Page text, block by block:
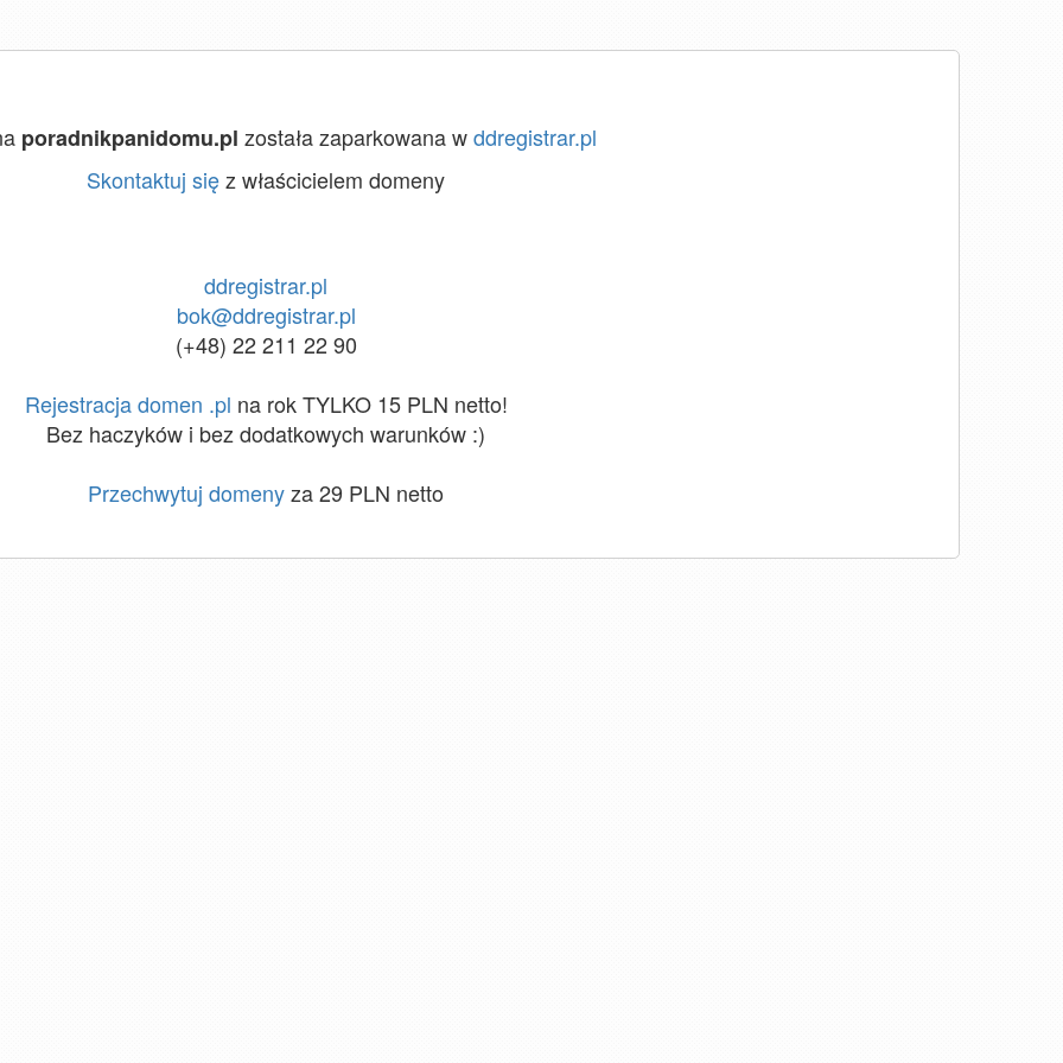
poradnikpanidomu.pl została zaparkowana wddregistrar.pl
Skontaktuj sięz właścicielem domeny
ddregistrar.pl
bok@ddregistrar.pl
(+48) 22 211 22 90
Rejestracja domen .pl na rok TYLKO 15 PLN netto!
Bez haczyków i bez dodatkowych warunków :)
Przechwytuj domenyza 29 PLN netto